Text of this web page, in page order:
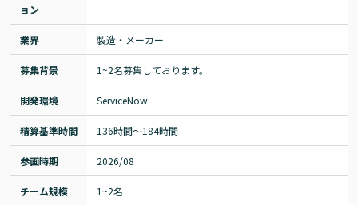
ョン
業界 製造・メーカー
募集背景 1~2名募集しております。
開発環境 ServiceNow
精算基準時間 136時間〜184時間
参画時期 2026/08
チーム規模 1~2名